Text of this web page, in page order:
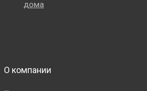
дома
О компании